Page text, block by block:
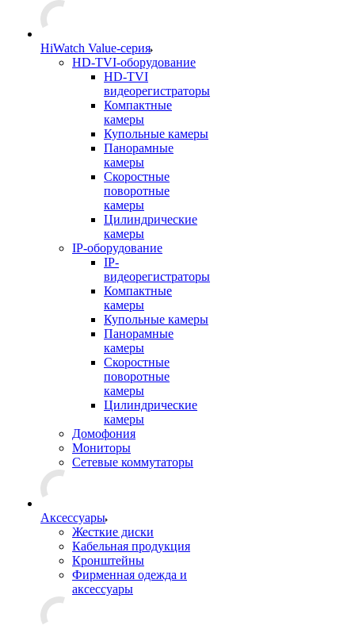
HiWatch Value-серия
HD-TVI-оборудование
HD-TVI
видеорегистраторы
Компактные
камеры
Купольные камеры
Панорамные
камеры
Скоростные
поворотные
камеры
Цилиндрические
камеры
IP-оборудование
IP-
видеорегистраторы
Компактные
камеры
Купольные камеры
Панорамные
камеры
Скоростные
поворотные
камеры
Цилиндрические
камеры
Домофония
Мониторы
Сетевые коммутаторы
Аксессуары
Жесткие диски
Кабельная продукция
Кронштейны
Фирменная одежда и
аксессуары